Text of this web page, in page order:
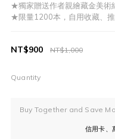
★獨家贈送作者親繪藏金美
★限量1200本，自用收藏、
NT$1,000
NT$900
Quantity
Buy Together and Save
信用卡、